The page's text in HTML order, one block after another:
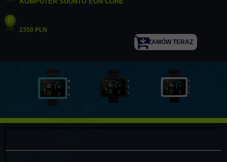
ZAMÓW TERAZ
2350 PLN